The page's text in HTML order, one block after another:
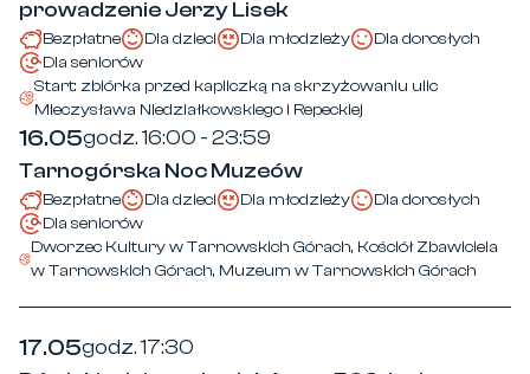
prowadzenie Jerzy Lisek
Bezpłatne Dla dzieci Dla młodzieży
Dla dorosłych
Dla seniorów
Start: zbiórka przed kapliczką na skrzyżowaniu ulic
Mieczysława Niedziałkowskiego i Repeckiej
16.05godz. 16:00 - 23:59
Tarnogórska Noc Muzeów
Bezpłatne Dla dzieci Dla młodzieży
Dla dorosłych
Dla seniorów
Dworzec Kultury w Tarnowskich Górach, Kościół Zbawiciela
w Tarnowskich Górach, Muzeum w Tarnowskich Górach
17.05godz. 17:30